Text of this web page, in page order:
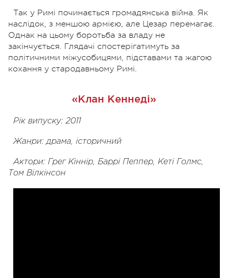
Так у Римі починається громадянська війна. Як
наслідок, з меншою армією, але Цезар перемагає.
Однак на цьому боротьба за владу не
закінчується. Глядачі спостерігатимуть за
політичними міжусобицями, підставами та жагою
кохання у стародавньому Римі.
«Клан Кеннеді»
Рік випуску: 2011
Жанри: драма, історичний
Актори: Грег Кіннір, Баррі Пеппер, Кеті Голмс,
Том Вілкінсон